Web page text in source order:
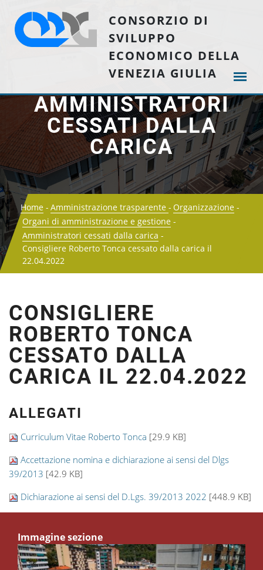
CONSORZIO DI
SVILUPPO
ECONOMICO DELLA
VENEZIA GIULIA
AMMINISTRATORI
CESSATI DALLA
CARICA
Home Amministrazione trasparente
Organizzazione
Organi di amministrazione e gestione
Amministratori cessati dalla carica
Consigliere Roberto Tonca cessato dalla carica il
22.04.2022
CONSIGLIERE
ROBERTO TONCA
CESSATO DALLA
CARICA IL 22.04.2022
ALLEGATI
Curriculum Vitae Roberto Tonca [29.9 KB]
Accettazione nomina e dichiarazione ai sensi del Dlgs
39/2013 [42.9 KB]
Dichiarazione ai sensi del D.Lgs. 39/2013 2022 [448.9 KB]
Immagine sezione